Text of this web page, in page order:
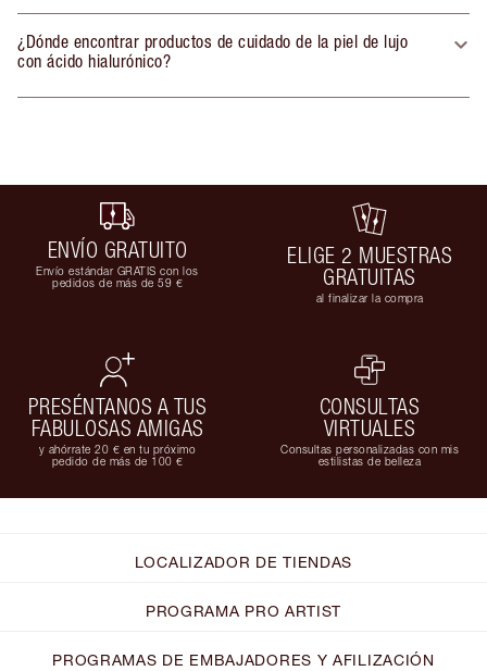
¿Dónde encontrar productos de cuidado de la piel de lujo
con ácido hialurónico?
ENVÍO GRATUITO
Envío estándar GRATIS con los
pedidos de más de 59 €
ELIGE 2 MUESTRAS
GRATUITAS
al finalizar la compra
PRESÉNTANOS A TUS
FABULOSAS AMIGAS
y ahórrate 20 € en tu próximo
pedido de más de 100 €
CONSULTAS
VIRTUALES
Consultas personalizadas con mis
estilistas de belleza
LOCALIZADOR DE TIENDAS
PROGRAMA PRO ARTIST
PROGRAMAS DE EMBAJADORES Y AFILIZACIÓN